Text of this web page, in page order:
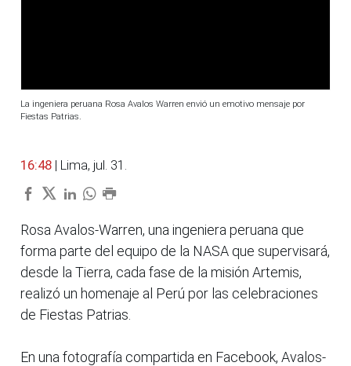
La ingeniera peruana Rosa Avalos Warren envió un emotivo mensaje por
Fiestas Patrias.
16:48 | Lima, jul. 31.
Rosa Avalos-Warren, una ingeniera peruana que
forma parte del equipo de la NASA que supervisará,
desde la Tierra, cada fase de la misión Artemis,
realizó un homenaje al Perú por las celebraciones
de Fiestas Patrias.
En una fotografía compartida en Facebook, Avalos-